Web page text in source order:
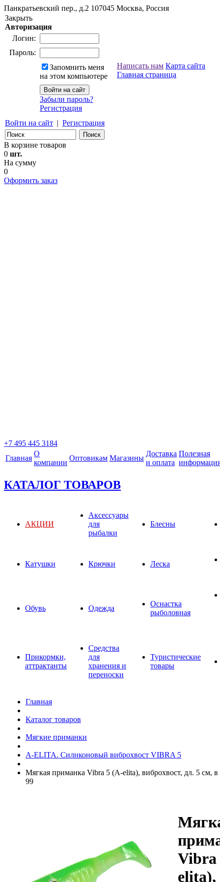
Панкратьевский пер., д.2 107045 Москва, Россия
Закрыть
Авторизация
Логин:
Пароль:
Запомнить меня
на этом компьютере
Забыли пароль?
Регистрация
Войти на сайт | Регистрация
Написать нам Карта сайта
Главная страница
В корзине товаров
0 шт.
На сумму
0
Оформить заказ
+7 495 445 3184
Главная
О
компании
Оптовикам Магазины
Доставка
и оплата
Полезная
КАТАЛОГ ТОВАРОВ
АКЦИИ
Аксессуары
для
рыбалки
Блесны
Катушки Крючки Леска
Обувь Одежда
Оснастка
рыболовная
Прикормки,
аттрактанты
Средства
для
хранения и
переноски
Туристические
товары
Главная
Каталог товаров
Мягкие приманки
A-ELITA. Силиконовый виброхвост VIBRA 5
Мягкая приманка Vibra 5 (A-elita), виброхвост, дл. 5 см,
99
Vibra
elita),